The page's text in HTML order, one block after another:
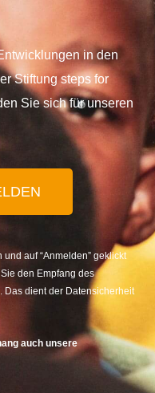
in den
Stiftung steps for
Sie sich für unseren
auf “Anmelden” geklickt
den Empfang des
Das dient der Datensicherheit
auch unsere